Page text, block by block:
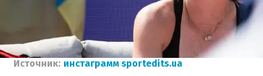
Источник: инстаграмм sportedits.ua